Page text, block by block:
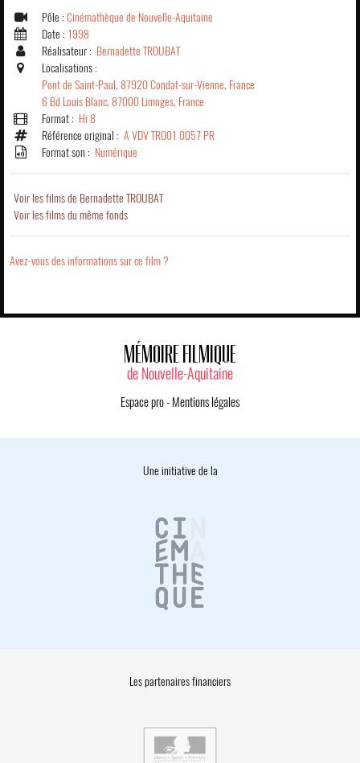
Pôle : Cinémathèque de Nouvelle-Aquitaine
Date : 1998
Réalisateur : Bernadette TROUBAT
Localisations :
Pont de Saint-Paul, 87920 Condat-sur-Vienne, France
6 Bd Louis Blanc, 87000 Limoges, France
Format : Hi 8
Référence original : A VDV TRO01 0057 PR
Format son : Numérique
Voir les films de Bernadette TROUBAT
Voir les films du même fonds
Avez-vous des informations sur ce film ?
MÉMOIRE FILMIQUE
de Nouvelle-Aquitaine
Espace pro- Mentions légales
Une initiative de la
Les partenaires financiers